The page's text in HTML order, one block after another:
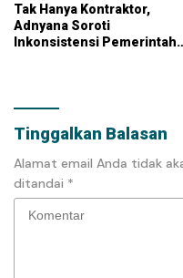
Tak Hanya Kontraktor,
Adnyana Soroti
Inkonsistensi Pemerintah
Tinggalkan Balasan
Alamat email Anda tidak
ditandai *